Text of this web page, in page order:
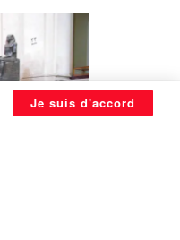
Je suis d'accord